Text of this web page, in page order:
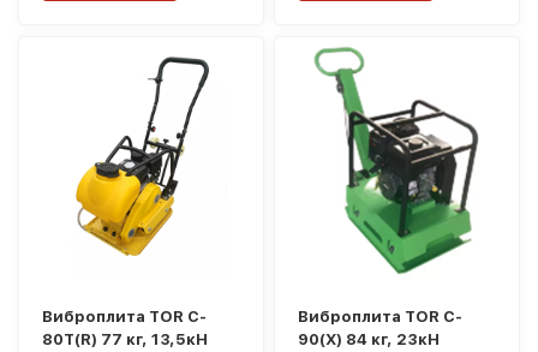
Виброплита TOR C-
80T(R) 77 кг, 13,5кН
Виброплита TOR C-
90(X) 84 кг, 23кН